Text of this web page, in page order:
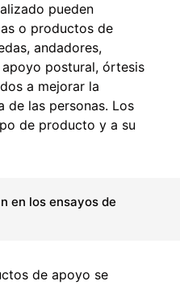
pueden
o productos de
andadores,
postural, órtesis
a mejorar la
de las personas. Los
de producto y a su
en los ensayos de
de apoyo se